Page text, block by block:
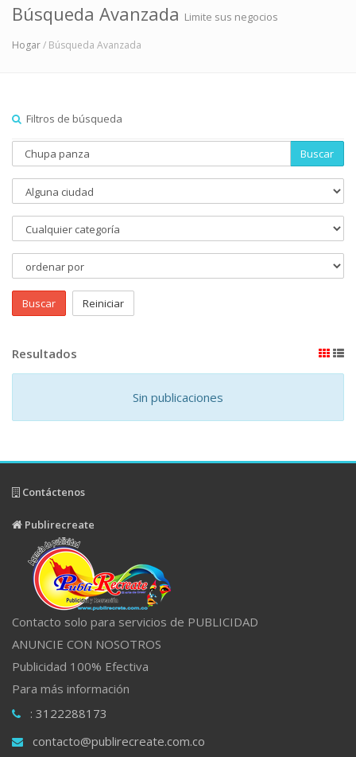
Búsqueda Avanzada Limite sus negocios
Hogar/ Búsqueda Avanzada
Filtros de búsqueda
Buscar
Buscar Reiniciar
Resultados
Sin publicaciones
Contáctenos
Publirecreate
Contacto solo para servicios de PUBLICIDAD
ANUNCIE CON NOSOTROS
Publicidad 100% Efectiva
Para más información
: 3122288173
contacto@publirecreate.com.co